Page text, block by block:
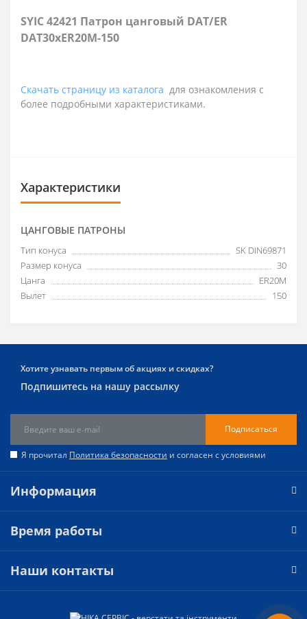
SYIC 42421 Патрон цанговый DAT/ER
DAT30xER20M-150
Скачать страницу из каталога для ознакомления с
более подробными характеристиками.
Характеристики
ЦАНГОВЫЕ ПАТРОНЫ
Тип конуса
SK DIN69871
Размер конуса
30
Цанга
ER20M
Вылет
150
Хотите узнавать первым об акциях и скидках?
Подпишитесь на нашу рассылку
Подписаться
Я прочитал Политика безопасности и согласен с условиями
Информация
Время работы
Наши контакты